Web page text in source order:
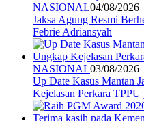
NASIONAL04/08/2026
Jaksa Agung Resmi
Febrie Adriansyah
NASIONAL03/08/2026
Up Date Kasus Mantan
Kejelasan Perkara